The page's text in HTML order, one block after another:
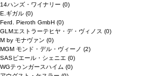
14ハンズ・ワイナリー (0)
E.ギガル (0)
Ferd. Pieroth GmbH (0)
GLMエストラーテヒヤ・デ・ヴィノス (0)
M by モナヴァン (0)
MGM モンド・デル・ヴィーノ (2)
SASピエール・シェニエ (0)
WGテゥンガースハイム (0)